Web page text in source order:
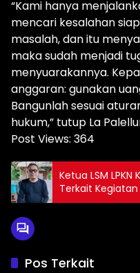
“Kami hanya
mencari kesalahan
masalah, dan itu
maka sudah menjadi
menyuarakannya.
anggaran: gunakan
Bangunlah sesuai
hukum,” tutup La
Post Views: 364
Ketua LSM
Terkait
Pos Terkait